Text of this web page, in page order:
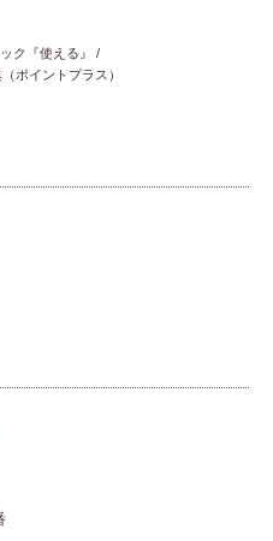
ク『使える』
ポイントプラス）